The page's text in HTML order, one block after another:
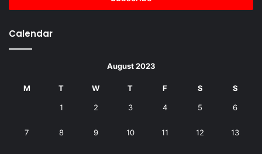
Calendar
August 2023
M T W T F S S
1 2 3 4 5 6
7 8 9 10 11 12 13